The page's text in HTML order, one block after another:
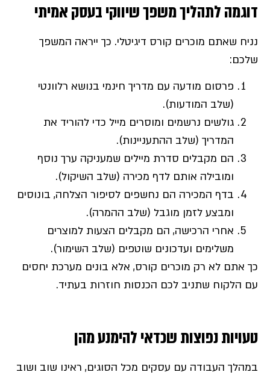
דוגמה לתהליך משפך שיווקי בעסק אמיתי
נניח שאתם מוכרים קורס דיגיטלי. כך ייראה המשפך
שלכם:
פרסום מודעה עם מדריך חינמי בנושא רלוונטי
(שלב המודעות).
גולשים נרשמים ומוסרים מייל כדי להוריד את
המדריך (שלב ההתעניינות).
הם מקבלים סדרת מיילים שמעניקה ערך נוסף
ומובילה אותם לדף מכירה (שלב השיקול).
בדף המכירה הם נחשפים לסיפור הצלחה, בונוסים
ומבצע לזמן מוגבל (שלב ההמרה).
אחרי הרכישה, הם מקבלים הצעות למוצרים
משלימים ועדכונים שוטפים (שלב השימור).
כך אתם לא רק מוכרים קורס, אלא בונים מערכת יחסים
עם הלקוח שתניב לכם הכנסות חוזרות בעתיד.
טעויות נפוצות שכדאי להימנע מהן
במהלך העבודה עם עסקים מכל הסוגים, ראינו שוב ושוב